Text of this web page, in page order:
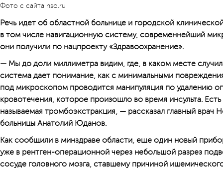
Фото с сайта nso.ru
Речь идет об областной больнице и городской
в том числе навигаци­онную систему, современнейший
они получили по нацпроекту «Здравоохранение».
— Мы до доли миллиметра видим, где, в каком месте
система дает понимание, как с минимальными
под микроскопом проводится манипуляция по удалению
кровотечения, которое произошло во время инсульта.
называемая тромбоэкстракция, — рассказал главный врач
больницы Анатолий Юданов.
Как сообщили в минздраве области, еще один новый
уже в рентген-операционной через небольшой разрез
сосуде головного мозга, ставшему причиной